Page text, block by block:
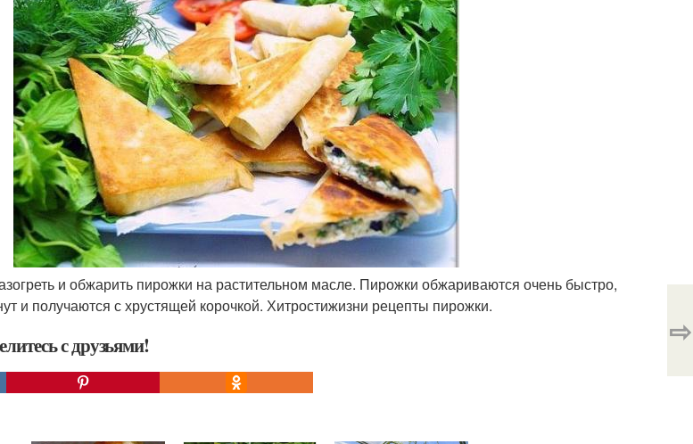
и обжарить пирожки на растительном масле. Пирожки обжариваются очень быстро,
и получаются с хрустящей корочкой. Хитростижизни рецепты пирожки.
с друзьями! ⇨